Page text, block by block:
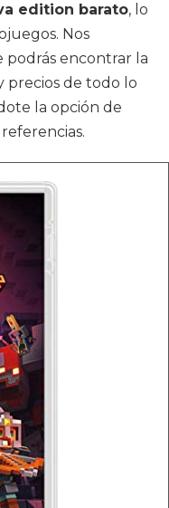
edition barato, lo
Nos
encontrar la
precios de todo lo
la opción de